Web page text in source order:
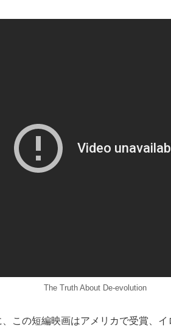
The Truth About De-evolution
この短編映画はアメリカで受賞、